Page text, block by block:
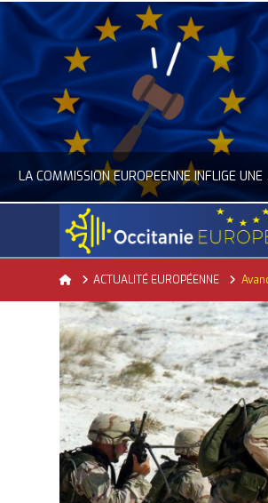
LA
ACTUALITÉ DE L'UNION EUROPÉENNE, ACTUALITÉ DE LA REPRÉSENTATION D’OCCITANIE EUROPE, NUMÉRIQUE- DIGITAL
JUILLET 24, 2026
HomeACTUALITÉ EUROPÉENNE